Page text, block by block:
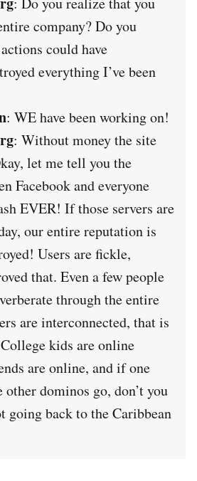
company? Do you
could have
everything I’ve been
: WE have been working on!
: Without money the site
let me tell you the
Facebook and everyone
EVER! If those servers are
our entire reputation is
Users are fickle,
that. Even a few people
through the entire
are interconnected, that is
kids are online
are online, and if one
other dominos go, don’t you
going back to the Caribbean